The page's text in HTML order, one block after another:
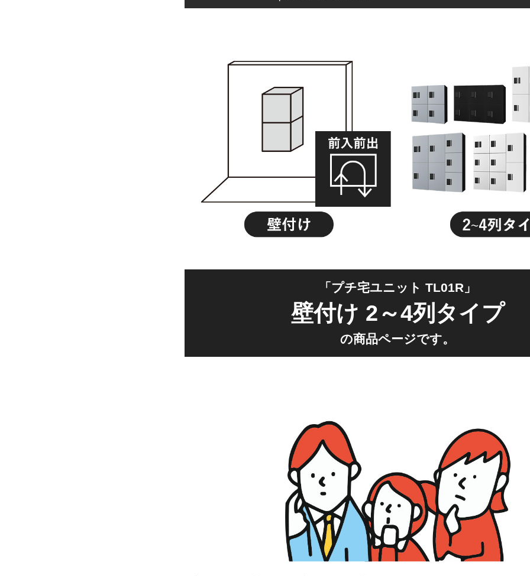
「プチ宅ユニット TL01R」
壁付け 2～4列タイプ
の商品ページです。